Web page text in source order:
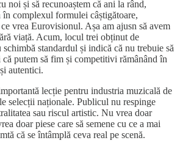
noi și să recunoaștem că ani la rând,
în complexul formulei câștigătoare,
vrea Eurovisionul. Așa am ajusn să avem
viață. Acum, locul trei obținut de
standardul și indică că nu trebuie să
putem să fim și competitivi rămânând în
autentici.
lecție pentru industria muzicală de
selecții naționale. Publicul nu respinge
sau riscul artistic. Nu vrea doar
doar piese care să semene cu ce a mai
că se întâmplă ceva real pe scenă.